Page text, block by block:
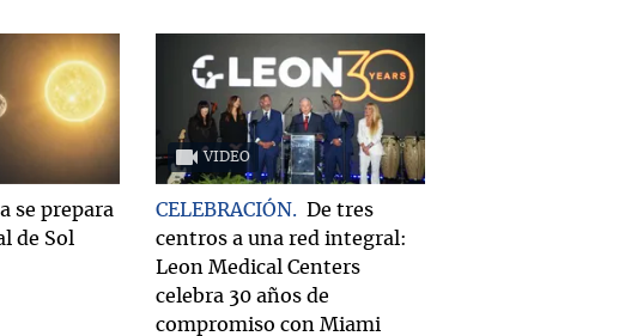
se prepara
de Sol
VIDEO
CELEBRACIÓN
De tres
centros a una red integral:
Leon Medical Centers
celebra 30 años de
compromiso con Miami